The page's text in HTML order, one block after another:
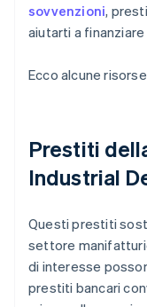
sovvenzioni,
aiutarti a
Ecco alcune
Prestiti
Industrial
Questi prestiti
settore
di interesse
prestiti bancari